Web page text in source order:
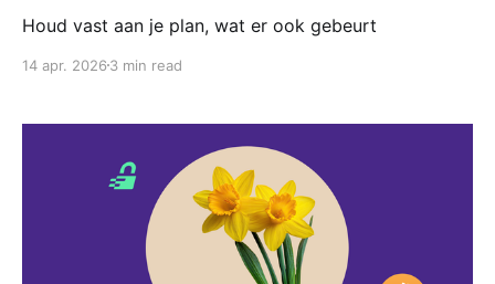
Houd vast aan je plan, wat er ook gebeurt
14 apr. 2026 3 min read